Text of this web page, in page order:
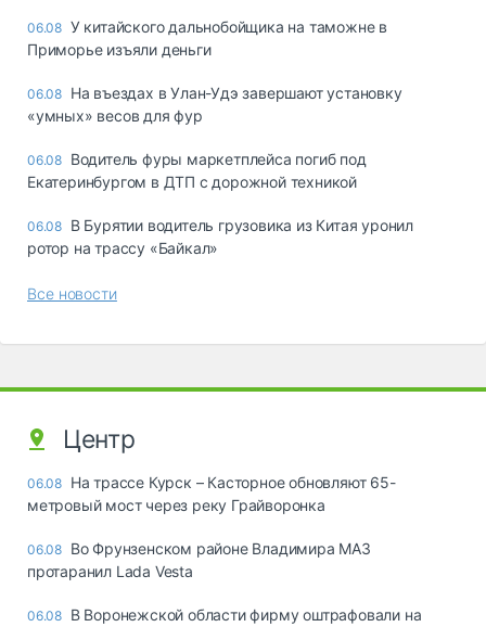
06.08 У китайского дальнобойщика на таможне в
Приморье изъяли деньги
06.08 Ha въeздax в Улaн-Удэ зaвepшaют ycтaнoвкy
«yмныx» вecoв для фyp
06.08 Водитель фуры маркетплейса погиб под
Екатеринбургом в ДТП с дорожной техникой
06.08 В Бурятии водитель грузовика из Китая уронил
ротор на трассу «Байкал»
Все новости
Центр
06.08 На трассе Курск – Касторное обновляют 65-
метровый мост через реку Грайворонка
06.08 Во Фрунзенском районе Владимира МАЗ
протаранил Lada Vesta
06.08 В Воронежской области фирму оштрафовали на